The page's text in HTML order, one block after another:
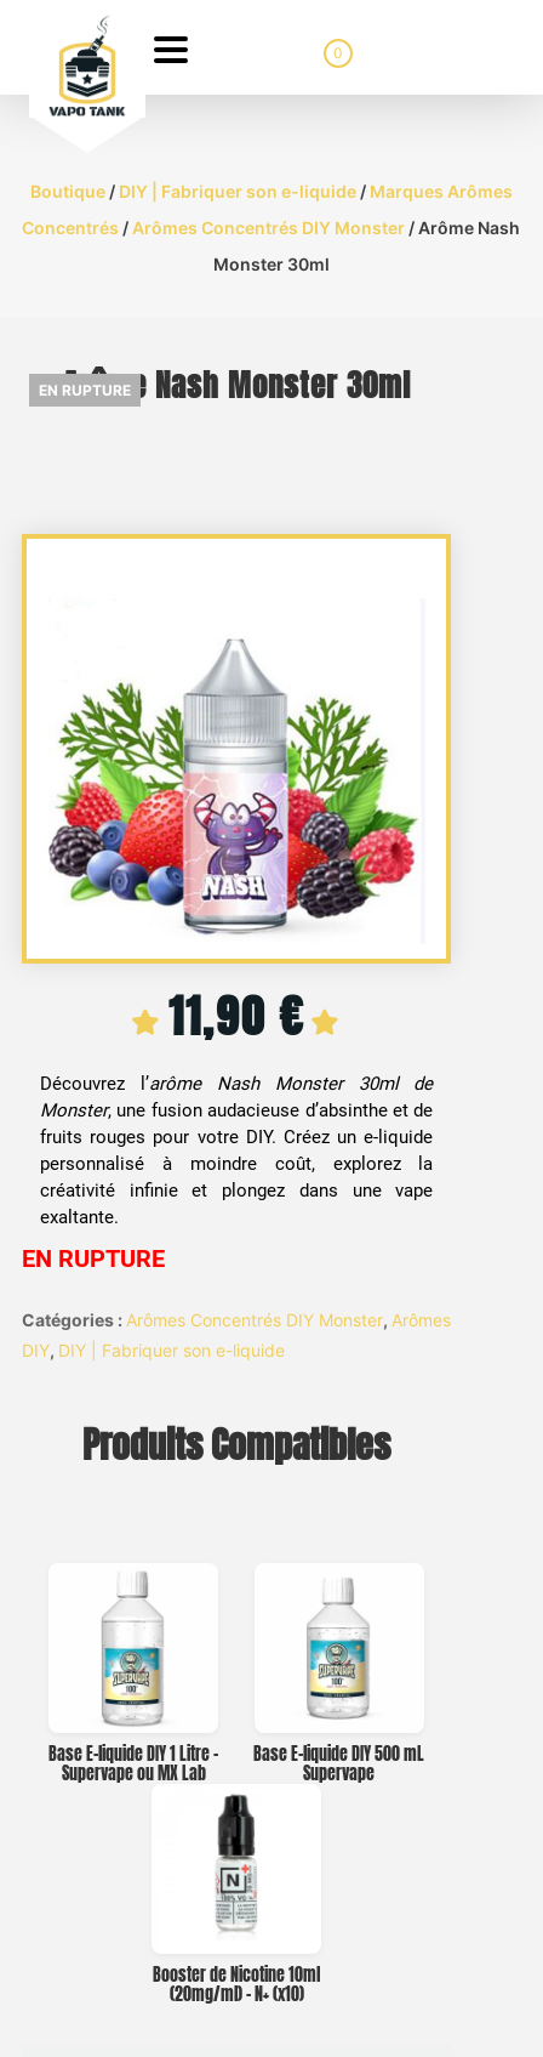
0
Boutique/ DIY | Fabriquer son e-liquide/ Marques Arômes
Concentrés / Arômes Concentrés DIY Monster / Arôme Nash
Monster 30ml
Arôme Nash Monster 30ml
EN RUPTURE
11,90€
Découvrez l’arôme Nash Monster 30ml de
Monster, une fusion audacieuse d’absinthe et de
fruits rouges pour votre DIY. Créez un e-liquide
personnalisé à moindre coût, explorez la
créativité infinie et plongez dans une vape
exaltante.
EN RUPTURE
Catégories : Arômes Concentrés DIY Monster, Arômes
DIY, DIY | Fabriquer son e-liquide
Produits Compatibles
Base E-liquide DIY 1 Litre –
Supervape ou MX Lab
Base E-liquide DIY 500 mL
Supervape
Booster de Nicotine 10ml
(20mg/ml) – N+ (x10)